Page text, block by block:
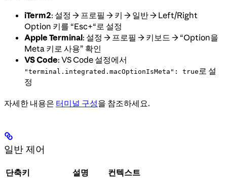
iTerm2: 설정 → 프로필 → 키 → 일반 → Left/Right
Option 키를 “Esc+“로 설정
Apple Terminal: 설정 → 프로필 → 키보드 → “Option을
Meta 키로 사용” 확인
VS Code: VS Code 설정에서
"terminal.integrated.macOptionIsMeta": true로 설
정
자세한 내용은 터미널 구성을 참조하세요.
일반 제어
단축키 설명 컨텍스트